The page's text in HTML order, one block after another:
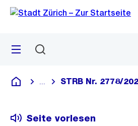
Navigation
Sprunglink
Menü
Deutsch
Blende alle Breadcrumbs ein
STRB Nr. 2778/
Seite vorlesen